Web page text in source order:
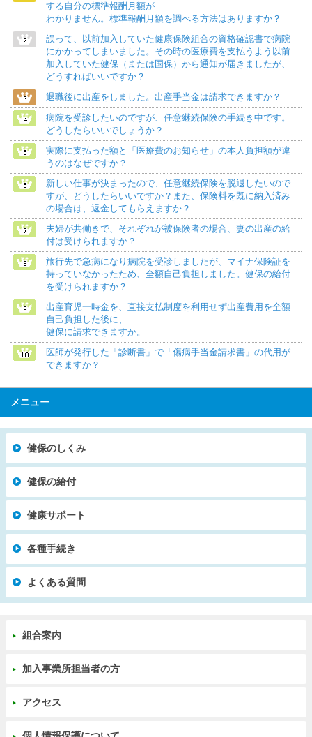
する自分の標準報酬月額が
わかりません。標準報酬月額を調べる方法はありますか？
誤って、以前加入していた健康保険組合の資格確認書で病院
にかかってしまいました。その時の医療費を支払うよう以前
加入していた健保（または国保）から通知が届きましたが、
どうすればいいですか？
退職後に出産をしました。出産手当金は請求できますか？
病院を受診したいのですが、任意継続保険の手続き中です。
どうしたらいいでしょうか？
実際に支払った額と「医療費のお知らせ」の本人負担額が違
うのはなぜですか？
新しい仕事が決まったので、任意継続保険を脱退したいので
すが、どうしたらいいですか？また、保険料を既に納入済み
の場合は、返金してもらえますか？
夫婦が共働きで、それぞれが被保険者の場合、妻の出産の給
付は受けられますか？
旅行先で急病になり病院を受診しましたが、マイナ保険証を
持っていなかったため、全額自己負担しました。健保の給付
を受けられますか？
出産育児一時金を、直接支払制度を利用せず出産費用を全額
自己負担した後に、
健保に請求できますか。
医師が発行した「診断書」で「傷病手当金請求書」の代用が
できますか？
メニュー
健保のしくみ
健保の給付
健康サポート
各種手続き
よくある質問
組合案内
加入事業所担当者の方
アクセス